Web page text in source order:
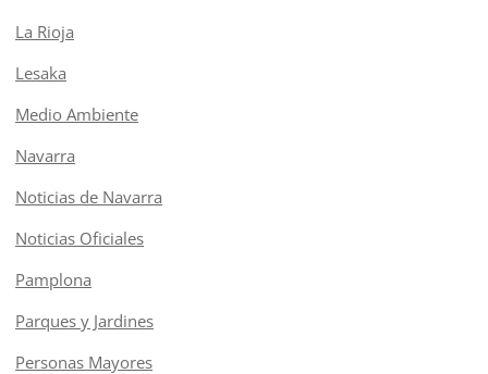
La Rioja
Lesaka
Medio Ambiente
Navarra
Noticias de Navarra
Noticias Oficiales
Pamplona
Parques y Jardines
Personas Mayores